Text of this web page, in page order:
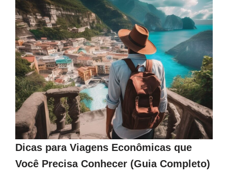
Dicas para Viagens Econômicas que
Você Precisa Conhecer (Guia Completo)